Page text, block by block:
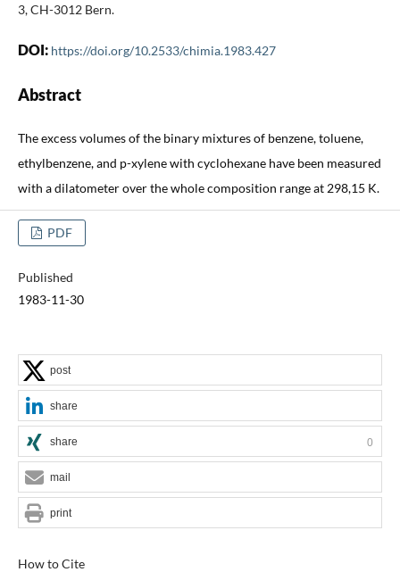
3, CH-3012 Bern.
DOI: https://doi.org/10.2533/chimia.1983.427
Abstract
The excess volumes of the binary mixtures of benzene, toluene,
ethylbenzene, and p-xylene with cyclohexane have been measured
with a dilatometer over the whole composition range at 298,15 K.
PDF
Published
1983-11-30
How to Cite
post
share
share 0
mail
print